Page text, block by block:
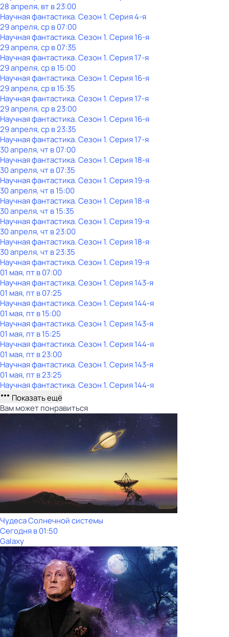
28 апреля, вт в 23:00
Научная фантастика. Сезон 1. Серия 4-я
29 апреля, ср в 07:00
Научная фантастика. Сезон 1. Серия 16-я
29 апреля, ср в 07:35
Научная фантастика. Сезон 1. Серия 17-я
29 апреля, ср в 15:00
Научная фантастика. Сезон 1. Серия 16-я
29 апреля, ср в 15:35
Научная фантастика. Сезон 1. Серия 17-я
29 апреля, ср в 23:00
Научная фантастика. Сезон 1. Серия 16-я
29 апреля, ср в 23:35
Научная фантастика. Сезон 1. Серия 17-я
30 апреля, чт в 07:00
Научная фантастика. Сезон 1. Серия 18-я
30 апреля, чт в 07:35
Научная фантастика. Сезон 1. Серия 19-я
30 апреля, чт в 15:00
Научная фантастика. Сезон 1. Серия 18-я
30 апреля, чт в 15:35
Научная фантастика. Сезон 1. Серия 19-я
30 апреля, чт в 23:00
Научная фантастика. Сезон 1. Серия 18-я
30 апреля, чт в 23:35
Научная фантастика. Сезон 1. Серия 19-я
01 мая, пт в 07:00
Научная фантастика. Сезон 1. Серия 143-я
01 мая, пт в 07:25
Научная фантастика. Сезон 1. Серия 144-я
01 мая, пт в 15:00
Научная фантастика. Сезон 1. Серия 143-я
01 мая, пт в 15:25
Научная фантастика. Сезон 1. Серия 144-я
01 мая, пт в 23:00
Научная фантастика. Сезон 1. Серия 143-я
01 мая, пт в 23:25
Научная фантастика. Сезон 1. Серия 144-я
Показать ещё
Вам может понравиться
Чудеса Солнечной системы
Сегодня в 01:50
Galaxy